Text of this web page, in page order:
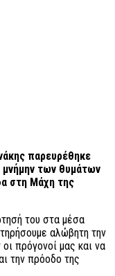
παρευρέθηκε
μνήμην των θυμάτων
στη Μάχη της
του στα μέσα
αλώβητη την
πρόγονοί μας και να
την πρόοδο της